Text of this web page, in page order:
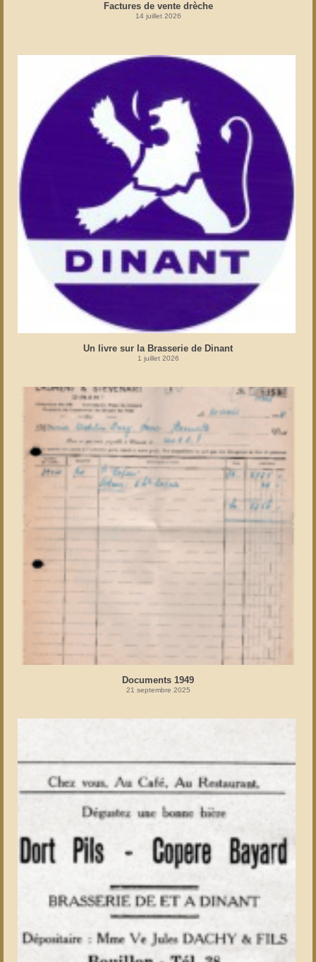
Factures de vente drèche
14 juillet 2026
Un livre sur la Brasserie de Dinant
1 juillet 2026
Documents 1949
21 septembre 2025